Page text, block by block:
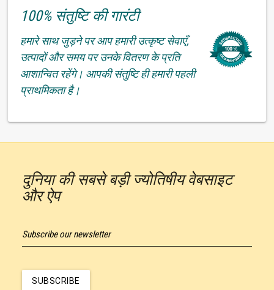
100% संतुष्टि की गारंटी
हमारे साथ जुड़ने पर आप हमारी उत्कृष्ट सेवाएँ,
उत्पादों और समय पर उनके वितरण के प्रति
आशान्वित रहेंगे। आपकी संतुष्टि ही हमारी पहली
प्राथमिकता है।
दुनिया की सबसे बड़ी ज्योतिषीय वेबसाइट
और ऐप
Subscribe our newsletter
SUBSCRIBE